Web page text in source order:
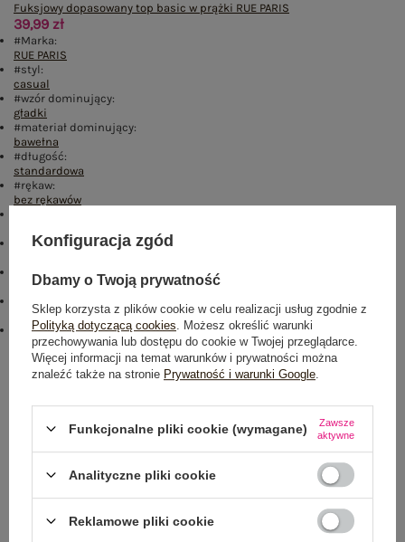
Fuksjowy dopasowany top basic w prążki RUE PARIS
39,99 zł
#Marka:
RUE PARIS
#styl:
casual
#wzór dominujący:
gładki
#materiał dominujący:
bawełna
#długość:
standardowa
#rękaw:
bez rękawów
#cechy dodatkowe:
#skład materiału :
95% bawełna ,5% elastan
#sposób prania :
pranie w pralce w 30°C
emblemat_FP:
txt_COTTON COMFORT#546070#FFFFFF,dół,lewo,col
Rozmiar: L
Konfiguracja zgód
Dbamy o Twoją prywatność
Sklep korzysta z plików cookie w celu realizacji usług zgodnie z
Polityką dotyczącą cookies . Możesz określić warunki
przechowywania lub dostępu do cookie w Twojej przeglądarce.
Więcej informacji na temat warunków i prywatności można
znaleźć także na stronie Prywatność i warunki Google
Funkcjonalne pliki cookie (wymagane)
Zawsze
aktywne
Analityczne pliki cookie
Reklamowe pliki cookie